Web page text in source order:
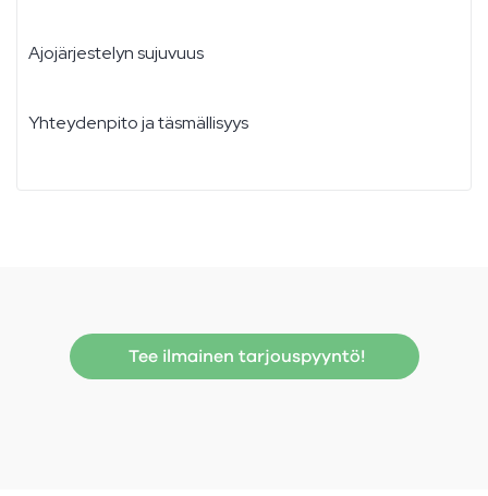
Ajojärjestelyn sujuvuus
Yhteydenpito ja täsmällisyys
Tee ilmainen tarjouspyyntö!